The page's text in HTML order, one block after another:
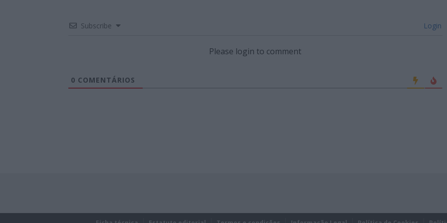
Subscribe Login
Please login to comment
0 COMENTÁRIOS